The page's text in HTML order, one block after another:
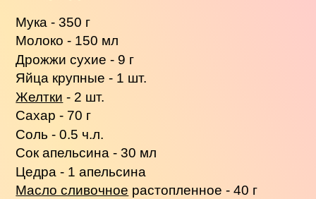
Мука - 350 г
Молоко - 150 мл
Дрожжи сухие - 9 г
Яйца крупные - 1 шт.
Желтки - 2 шт.
Сахар - 70 г
Соль - 0.5 ч.л.
Сок апельсина - 30 мл
Цедра - 1 апельсина
Масло сливочное растопленное - 40 г